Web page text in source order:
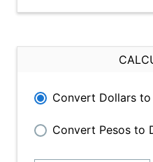
Convert Dollars to
Convert Pesos to